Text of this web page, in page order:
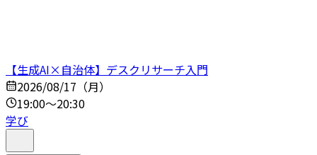
【生成AI×自治体】デスクリサーチ入門
2026/08/17（月）
19:00～20:30
学び